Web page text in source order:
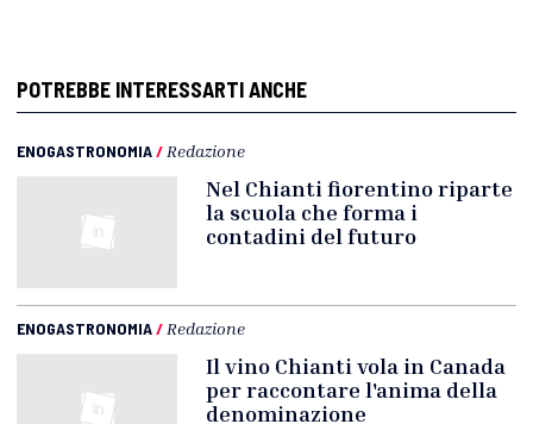
POTREBBE INTERESSARTI ANCHE
ENOGASTRONOMIA/ Redazione
Nel Chianti fiorentino riparte
la scuola che forma i
contadini del futuro
ENOGASTRONOMIA/ Redazione
Il vino Chianti vola in Canada
per raccontare l'anima della
denominazione